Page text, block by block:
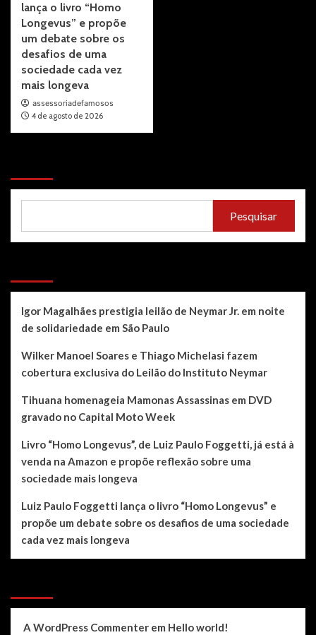
lança o livro “Homo
Longevus” e propõe
um debate sobre os
desafios de uma
sociedade cada vez
mais longeva
assessoriadefamosos
4 de agosto de 2026
Pesquisar
Igor Magalhães prestigia leilão de Neymar Jr. em noite
de solidariedade em São Paulo
Wilker Manoel Soares e Thiago Michelasi fazem
cobertura exclusiva do Leilão do Instituto Neymar
Tihuana homenageia Mamonas Assassinas em DVD
gravado no Capital Moto Week
Livro “Homo Longevus”, de Luiz Paulo Foggetti, já está à
venda na Amazon e propõe reflexão sobre uma
sociedade mais longeva
Luiz Paulo Foggetti lança o livro “Homo Longevus” e
propõe um debate sobre os desafios de uma sociedade
cada vez mais longeva
A WordPress Commenter em Hello world!